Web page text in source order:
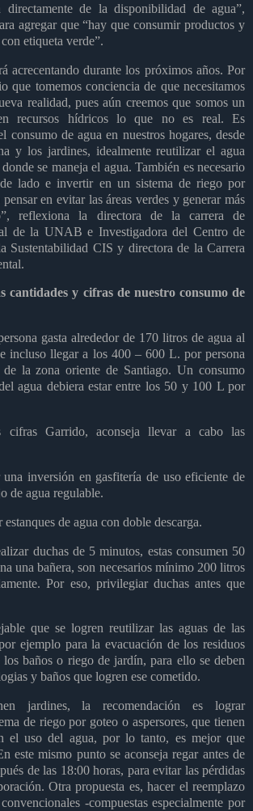
directamente de la disponibilidad de agua”,
agregar que “hay que consumir productos y
etiqueta verde”.
acrecentando durante los próximos años. Por
que tomemos conciencia de que necesitamos
realidad, pues aún creemos que somos un
recursos hídricos lo que no es real. Es
consumo de agua en nuestros hogares, desde
y los jardines, idealmente reutilizar el agua
se maneja el agua. También es necesario
lado e invertir en un sistema de riego por
en evitar las áreas verdes y generar más
reflexiona la directora de la carrera de
de la UNAB e Investigadora del Centro de
Sustentabilidad CIS y directora de la Carrera
cantidades y cifras de nuestro consumo de
gasta alrededor de 170 litros de agua al
incluso llegar a los 400 – 600 L. por persona
de la zona oriente de Santiago. Un consumo
agua debiera estar entre los 50 y 100 L por
cifras Garrido, aconseja llevar a cabo las
una inversión en gasfitería de uso eficiente de
de agua regulable.
de agua con doble descarga.
duchas de 5 minutos, estas consumen 50
una bañera, son necesarios mínimo 200 litros
Por eso, privilegiar duchas antes que
que se logren reutilizar las aguas de las
ejemplo para la evacuación de los residuos
los baños o riego de jardín, para ello se deben
y baños que logren ese cometido.
jardines, la recomendación es lograr
de riego por goteo o aspersores, que tienen
el uso del agua, por lo tanto, es mejor que
este mismo punto se aconseja regar antes de
de las 18:00 horas, para evitar las pérdidas
Otra propuesta es, hacer el reemplazo
-compuestas especialmente por